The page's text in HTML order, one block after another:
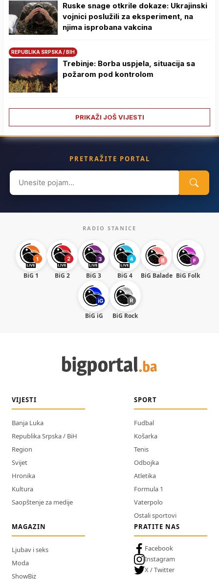
Ruske snage otkrile dokaze: Ukrajinski
vojnici poslužili za eksperiment, na
njima isprobana vakcina
REPUBLIKA SRPSKA / BIH
Trebinje: Borba uspjela, situacija sa
požarom pod kontrolom
PRIKAŽI JOŠ VIJESTI
PRETRAŽITE PORTAL
Search
for:
RADIO STANICE
BiG 1 BiG 2 BiG 3 BiG 4 BiG Balade BiG Folk
BiG iG BiG Rock
VIJESTI
Banja Luka
Republika Srpska / BiH
Region
Svijet
Hronika
Kultura
Saopštenje za medije
SPORT
Fudbal
Košarka
Tenis
Odbojka
Atletika
Formula 1
Vaterpolo
Ostali sportovi
MAGAZIN
Ljubav i seks
Moda
ShowBiz
PRATITE NAS
Facebook
Instagram
X / Twitter